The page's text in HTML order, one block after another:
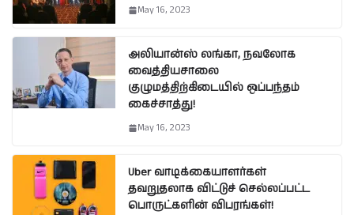
May 16, 2023
அலியான்ஸ் லங்கா, நவலோக
வைத்தியசாலை
குழுமத்திற்கிடையில் ஒப்பந்தம்
கைச்சாத்து!
May 16, 2023
Uber வாடிக்கையாளர்கள்
தவறுதலாக விட்டுச் செல்லப்பட்ட
பொருட்களின் விபரங்கள்!